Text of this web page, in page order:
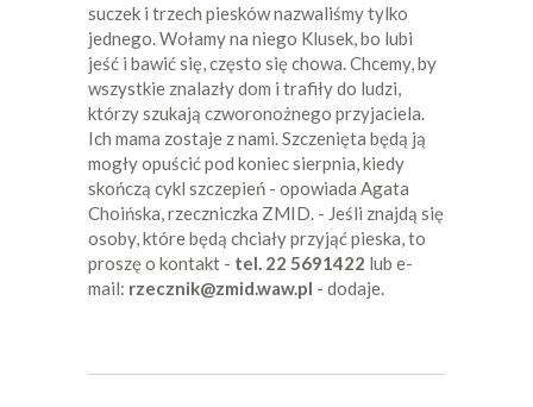
suczek i trzech piesków nazwaliśmy tylko
jednego. Wołamy na niego Klusek, bo lubi
jeść i bawić się, często się chowa. Chcemy, by
wszystkie znalazły dom i trafiły do ludzi,
którzy szukają czworonożnego przyjaciela.
Ich mama zostaje z nami. Szczenięta będą ją
mogły opuścić pod koniec sierpnia, kiedy
skończą cykl szczepień - opowiada Agata
Choińska, rzeczniczka ZMID. - Jeśli znajdą się
osoby, które będą chciały przyjąć pieska, to
proszę o kontakt - tel. 22 5691422 lub e-
mail: rzecznik@zmid.waw.pl - dodaje.